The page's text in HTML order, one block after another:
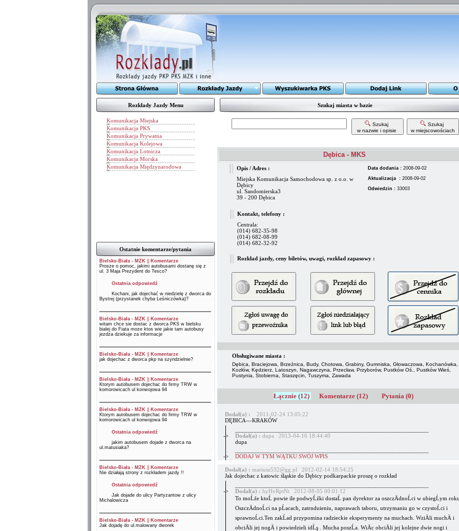
Rozkłady Jazdy Menu
Komunikacja Miejska
Komunikacja PKS
Komunikacja Prywatna
Komunikacja Kolejowa
Komunikacja Lotnicza
Komunikacja Morska
Komunikacja Międzynarodowa
Ostatnie komentarze/pytania
Bielsko-Biała - MZK||
Komentarze
Prosze o pomoc, jakimi autobusami dostanę się z
ul. 3 Maja Prezydent do Tesco?
Ostatnia odpowiedź
Kochani, jak dojechać w niedzielę z dworca do
Bystrej (przystanek chyba Leśniczówka)?
Bielsko-Biała - MZK||
Komentarze
witam chce sie dostac z dworca PKS w bielsku
bialej do Fiata moze ktos wie jakie tam autobusy
jezdza dziekuje za informacje
Bielsko-Biała - MZK||
Komentarze
jak dojechac z dworca pkp na szyndzielnie?
Bielsko-Biała - MZK||
Komentarze
Ktorym autobusem dojechac do firmy TRW w
komorowicach ul konwojowa 94
Bielsko-Biała - MZK||
Komentarze
Ktorym autobusem dojechac do firmy TRW w
komorowicach ul konwojowa 94
Ostatnia odpowiedź
jakim autobusem dojade z dworca na
ul.matusiaka?
Bielsko-Biała - MZK||
Komentarze
Nie działają strony z rozkładem jazdy !!
Ostatnia odpowiedź
Jak dojade do ulicy Partyzantow z ulicy
Michalowicza
Bielsko-Biała - MZK||
Komentarze
Jak dojadę do ul.malowany dworek
Szukaj miasta w bazie
Szukaj
w nazwie i opisie
Szukaj
w miejscowościach
Dębica - MKS
Opis / Adres : Data dodania : 2008-09-02
Miejska Komunikacja Samochodowa sp. z o.o. w
Dębicy
ul. Sandomierska3
39 - 200 Dębica
Aktualizacja : 2008-09-02
Odwiedzin : 33003
Kontakt, telefony :
Centrala:
(014) 682-35-98
(014) 682-08-99
(014) 682-32-92
Rozkład jazdy, ceny biletów, uwagi, rozkład zapasowy :
Obsługiwane miasta :
Dębica, Braciejowa, Brzeźnica, Budy, Chotowa, Grabiny, Gumniska, Głowaczowa, Kochanówka,
Kozłów, Kędzierz, Latoszyn, Nagawczyna, Przecław, Przyborów, Pustków Oś., Pustków Wieś,
Pustynia, Stobierna, Staszęcin, Tuszyma, Zawada
Łącznie (12) Komentarze (12) Pytania (0)
Dodał(a) :
2011-02-24 13:05:22
DĘBICA---KRAKÓW
->
Dodał(a) : dupa 2013-04-16 18:44:40
dupa
->
DODAJ W TYM WĄTKU SWÓJ WPIS
Dodał(a) : mariusz532@gg.pl 2012-02-14 18:54:25
Jak dojechac z katowic śląskie do Dębicy podkarpackie proszę o rozkład
->
Dodał(a) : hyHvRptNt 2012-08-05 00:01:12
To moĹźe ktoĹ powie ile podwyĹźki dostaĹ pan dyrektor za oszczÄdnoĹci w ubiegĹym
OszczÄdnoĹci na pĹacach, zatrnduieniu, naprawach taboru, utrzymaniu go w czystoĹci i
sprawnoĹci.Ten zakĹad przypomina radzieckie eksperymenty na muchach. WziÄli muchÄ i
obciÄli jej nogÄ i powiedzieli idĹş . Mucha poszĹa. WiÄc obciÄli jej kolejne dwie nogi i